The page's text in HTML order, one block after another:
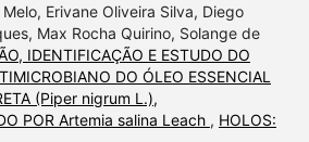
Erivane Oliveira Silva, Diego
Max Rocha Quirino, Solange de
IDENTIFICAÇÃO E ESTUDO DO
DO ÓLEO ESSENCIAL
(Piper nigrum L.),
POR Artemia salina Leach , HOLOS: